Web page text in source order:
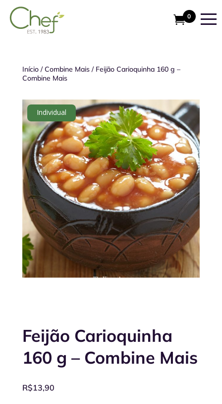
0
Início/Combine Mais/ Feijão Carioquinha 160 g –
Combine Mais
Individual
Feijão Carioquinha
160 g – Combine Mais
R$13,90